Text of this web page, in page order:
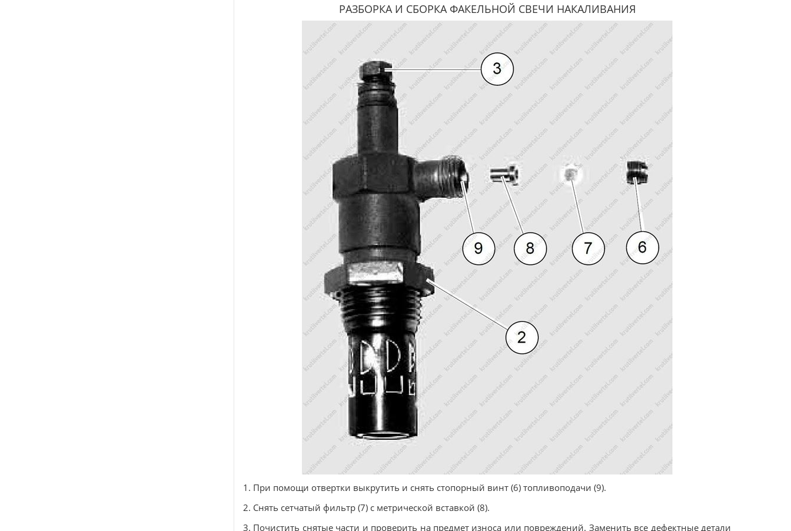
РАЗБОРКА И СБОРКА ФАКЕЛЬНОЙ СВЕЧИ НАКАЛИВАНИЯ
1. При помощи отвертки выкрутить и снять стопорный винт (6) топливоподачи (9).
2. Снять сетчатый фильтр (7) с метрической вставкой (8).
3. Почистить снятые части и проверить на предмет износа или повреждений. Заменить все дефектные детали